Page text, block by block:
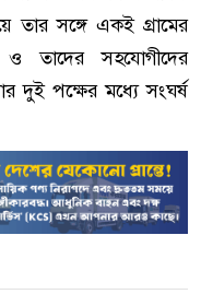
তার সঙ্গে একই গ্রামের
তাদের সহযোগীদের
দুই পক্ষের মধ্যে সংঘর্ষ